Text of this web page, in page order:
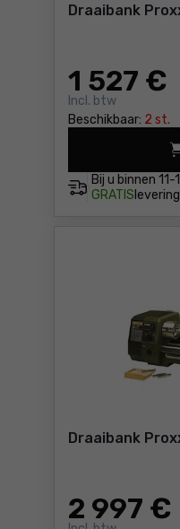
Draaibank
1 527 €
Incl. btw
Beschikbaar: 2 st.
Bij u binnen 11-
GRATIS levering
Draaibank
2 997 €